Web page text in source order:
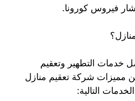
فيروس كورونا.
خدمات التطهير وتعقيم
مميزات شركة تعقيم منازل
التالية: